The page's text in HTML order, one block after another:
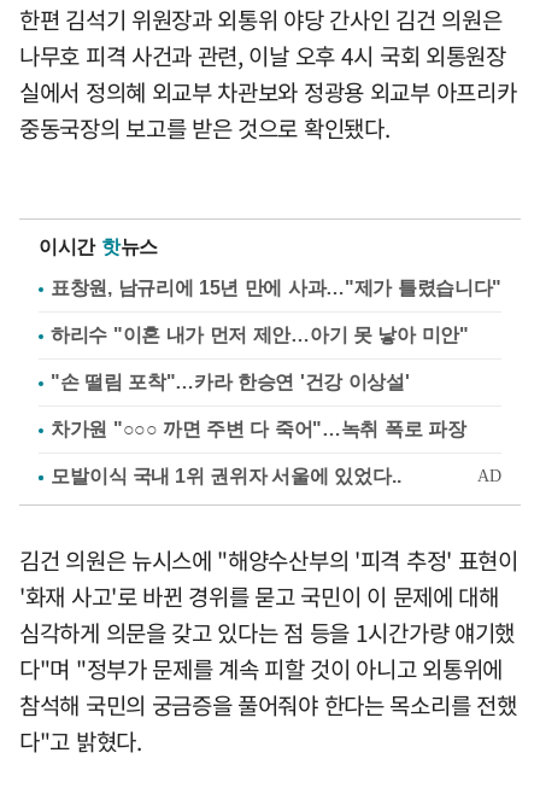
한편 김석기 위원장과 외통위 야당 간사인 김건 의원은
나무호 피격 사건과 관련, 이날 오후 4시 국회 외통원장
실에서 정의혜 외교부 차관보와 정광용 외교부 아프리카
중동국장의 보고를 받은 것으로 확인됐다.
이시간 핫뉴스
표창원, 남규리에 15년 만에 사과…"제가 틀렸습니다"
하리수 "이혼 내가 먼저 제안…아기 못 낳아 미안"
"손 떨림 포착"…카라 한승연 '건강 이상설'
차가원 "○○○ 까면 주변 다 죽어"…녹취 폭로 파장
김건 의원은 뉴시스에 "해양수산부의 '피격 추정' 표현이
'화재 사고'로 바뀐 경위를 묻고 국민이 이 문제에 대해
심각하게 의문을 갖고 있다는 점 등을 1시간가량 얘기했
다"며 "정부가 문제를 계속 피할 것이 아니고 외통위에
참석해 국민의 궁금증을 풀어줘야 한다는 목소리를 전했
다"고 밝혔다.